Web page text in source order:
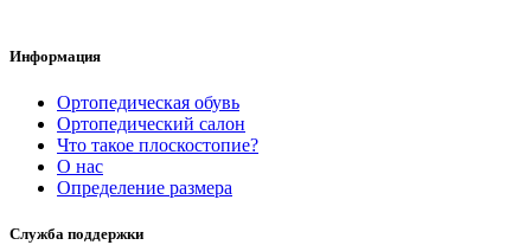
Информация
Ортопедическая обувь
Ортопедический салон
Что такое плоскостопие?
О нас
Определение размера
Служба поддержки